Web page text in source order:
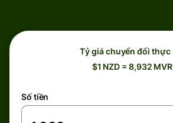
Tỷ giá chuyển đổi thực
$1 NZD = 8,932 MVR
Số tiền